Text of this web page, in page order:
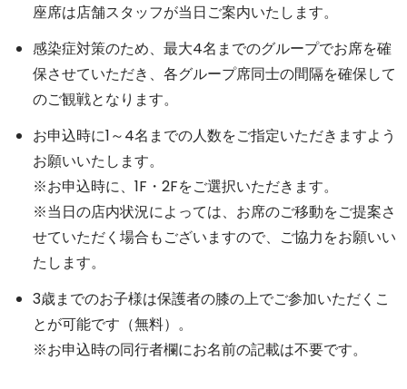
座席は店舗スタッフが当日ご案内いたします。
感染症対策のため、最大4名までのグループでお席を確
保させていただき、各グループ席同士の間隔を確保して
のご観戦となります。
お申込時に1～4名までの人数をご指定いただきますよう
お願いいたします。
※お申込時に、1F・2Fをご選択いただきます。
※当日の店内状況によっては、お席のご移動をご提案さ
せていただく場合もございますので、ご協力をお願いい
たします。
3歳までのお子様は保護者の膝の上でご参加いただくこ
とが可能です（無料）。
※お申込時の同行者欄にお名前の記載は不要です。